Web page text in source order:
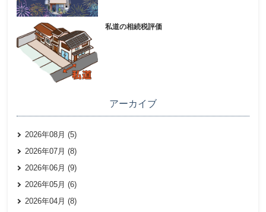
私道の相続税評価
アーカイブ
2026年08月 (5)
2026年07月 (8)
2026年06月 (9)
2026年05月 (6)
2026年04月 (8)